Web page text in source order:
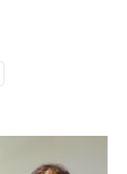
はこちら